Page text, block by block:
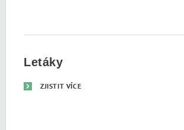
Letáky
ZJISTIT VÍCE